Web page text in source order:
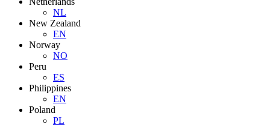
NL
New Zealand
EN
Norway
NO
Peru
ES
Philippines
EN
Poland
PL